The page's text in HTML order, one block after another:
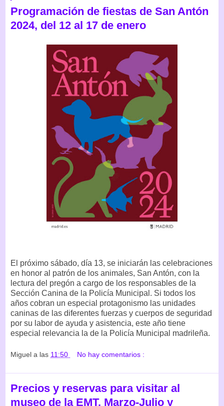
Programación de fiestas de San Antón
2024, del 12 al 17 de enero
El próximo sábado, día 13, se iniciarán las celebraciones
en honor al patrón de los animales, San Antón, con la
lectura del pregón a cargo de los responsables de la
Sección Canina de la Policía Municipal. Si todos los
años cobran un especial protagonismo las unidades
caninas de las diferentes fuerzas y cuerpos de seguridad
por su labor de ayuda y asistencia, este año tiene
especial relevancia la de la Policía Municipal madrileña.
Miguel a las 11:50 No hay comentarios :
Precios y reservas para visitar al
museo de la EMT. Marzo-Julio y